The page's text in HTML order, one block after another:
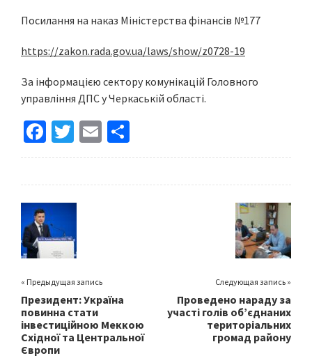
Посилання на наказ Міністерства фінансів №177
https://zakon.rada.gov.ua/laws/show/z0728-19
За інформацією сектору комунікацій Головного
управління ДПС у Черкаській області.
Fa
ce
o
o
k
T
wi
er
E
m h
« Предыдущая запись
Президент: Україна
повинна стати
інвестиційною Меккою
Східної та Центральної
Європи
Следующая запись »
Проведено нараду за
участі голів об’єднаних
територіальних
громад району